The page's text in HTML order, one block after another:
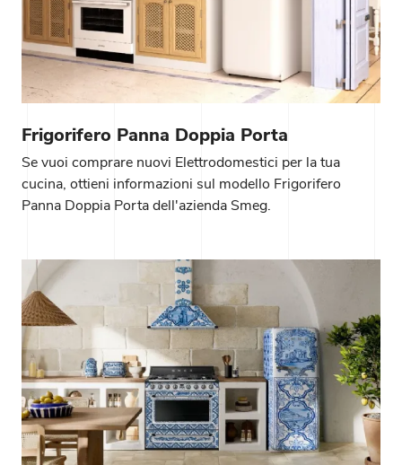
Frigorifero Panna Doppia Porta
Se vuoi comprare nuovi Elettrodomestici per la tua
cucina, ottieni informazioni sul modello Frigorifero
Panna Doppia Porta dell'azienda Smeg.